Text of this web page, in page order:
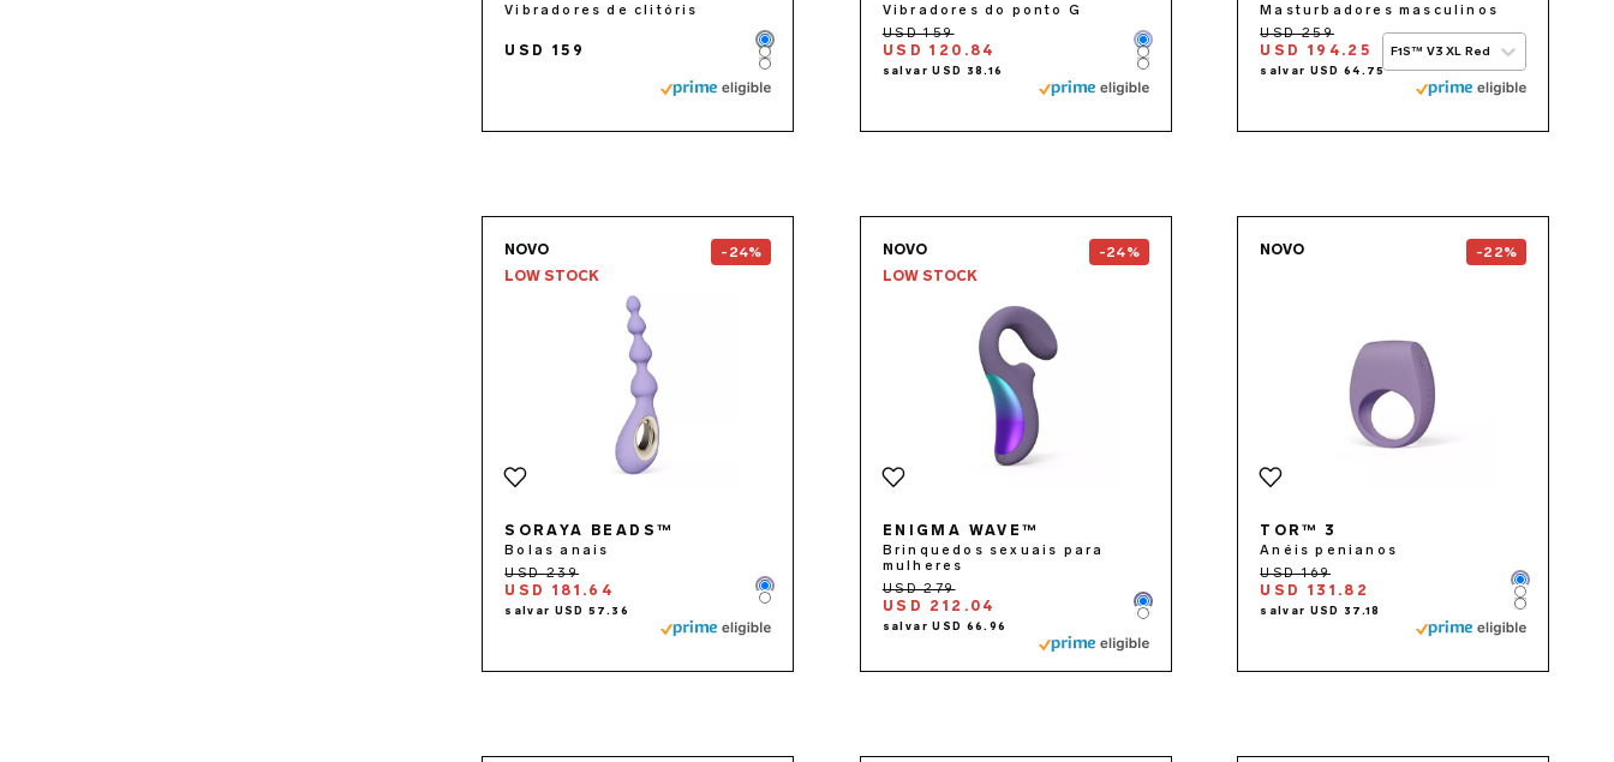
Vibradores de clitóris
USD 159 Color
Color
Color
Vibradores do ponto G
USD 120.84 Color
Color
Color
Masturbadores masculinos
USD 194.25 F1S™ V3 XL Red
NOVO
LOW STOCK
-24%
SORAYA BEADS™
Bolas anais
USD 181.64 Color
Color
NOVO
LOW STOCK
-24%
ENIGMA WAVE™
Brinquedos sexuais para
mulheres
USD 212.04 Color
Color
NOVO -22%
TOR™ 3
Anéis penianos
USD 131.82 Color
Color
Color